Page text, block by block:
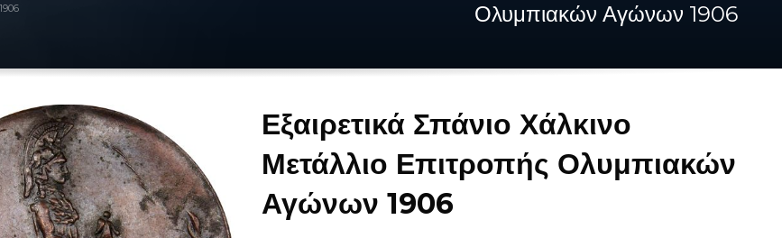
Ολυμπιακών Αγώνων 1906
Εξαιρετικά Σπάνιο Χάλκινο
Μετάλλιο Επιτροπής Ολυμπιακών
Αγώνων 1906